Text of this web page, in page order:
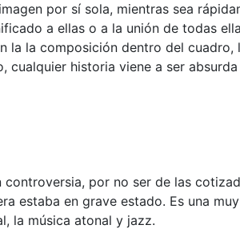
por sí sola, mientras sea
a ellas o a la unión de todas
la la composición dentro del
cualquier historia viene a ser
por no ser de las
estaba en grave estado. Es una
la música atonal y jazz.